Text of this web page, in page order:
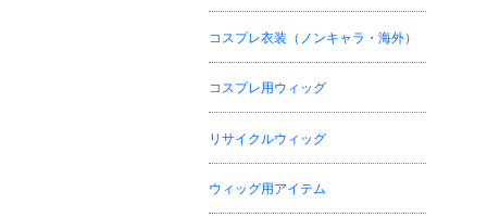
コスプレ衣装（ノンキャラ・海外）
コスプレ用ウィッグ
リサイクルウィッグ
ウィッグ用アイテム